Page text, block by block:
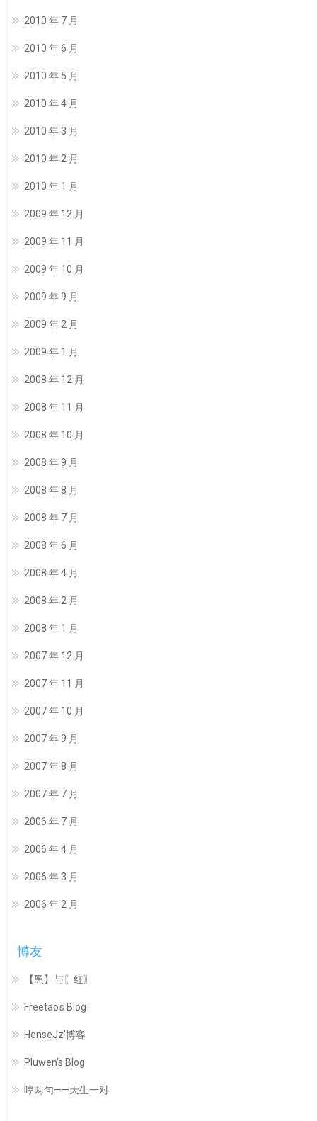
2010 年 7 月
2010 年 6 月
2010 年 5 月
2010 年 4 月
2010 年 3 月
2010 年 2 月
2010 年 1 月
2009 年 12 月
2009 年 11 月
2009 年 10 月
2009 年 9 月
2009 年 2 月
2009 年 1 月
2008 年 12 月
2008 年 11 月
2008 年 10 月
2008 年 9 月
2008 年 8 月
2008 年 7 月
2008 年 6 月
2008 年 4 月
2008 年 2 月
2008 年 1 月
2007 年 12 月
2007 年 11 月
2007 年 10 月
2007 年 9 月
2007 年 8 月
2007 年 7 月
2006 年 7 月
2006 年 4 月
2006 年 3 月
2006 年 2 月
博友
【黑】与〖红〗
Freetao's Blog
HenseJz'博客
Pluwen's Blog
哼两句——天生一对